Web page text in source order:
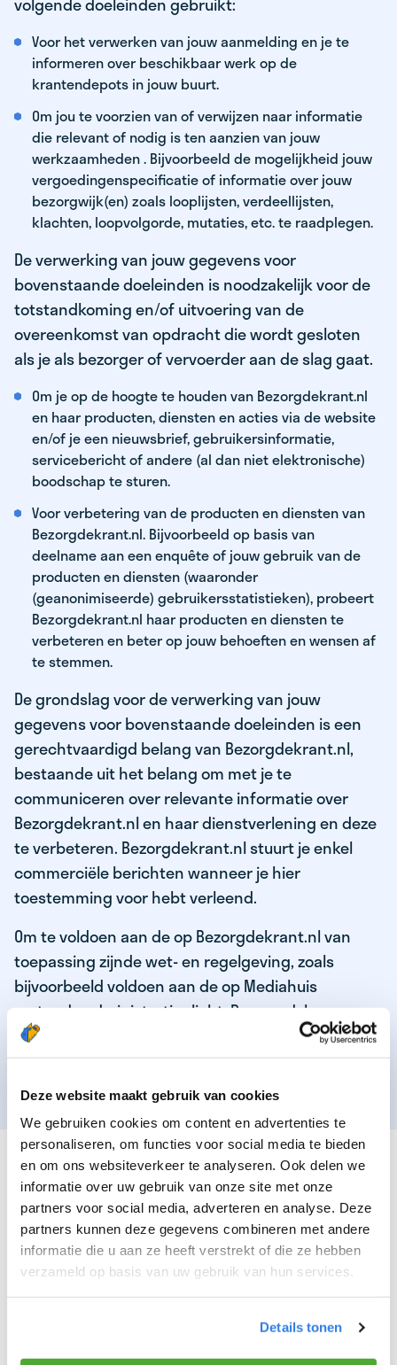
Deze website maakt gebruik van cookies
We gebruiken cookies om content en advertenties te
personaliseren, om functies voor social media te bieden
en om ons websiteverkeer te analyseren. Ook delen we
informatie over uw gebruik van onze site met onze
partners voor social media, adverteren en analyse. Deze
partners kunnen deze gegevens combineren met andere
informatie die u aan ze heeft verstrekt of die ze hebben
verzameld op basis van uw gebruik van hun services.
Details tonen
Voor het verwerken van jouw aanmelding en je te
informeren over beschikbaar werk op de
krantendepots in jouw buurt.
Om jou te voorzien van of verwijzen naar informatie
die relevant of nodig is ten aanzien van jouw
werkzaamheden . Bijvoorbeeld de mogelijkheid jouw
vergoedingenspecificatie of informatie over jouw
bezorgwijk(en) zoals looplijsten, verdeellijsten,
klachten, loopvolgorde, mutaties, etc. te raadplegen.
De verwerking van jouw gegevens voor
bovenstaande doeleinden is noodzakelijk voor de
totstandkoming en/of uitvoering van de
overeenkomst van opdracht die wordt gesloten
als je als bezorger of vervoerder aan de slag gaat.
Om je op de hoogte te houden van Bezorgdekrant.nl
en haar producten, diensten en acties via de website
en/of je een nieuwsbrief, gebruikersinformatie,
servicebericht of andere (al dan niet elektronische)
boodschap te sturen.
Voor verbetering van de producten en diensten van
Bezorgdekrant.nl. Bijvoorbeeld op basis van
deelname aan een enquête of jouw gebruik van de
producten en diensten (waaronder
(geanonimiseerde) gebruikersstatistieken), probeert
Bezorgdekrant.nl haar producten en diensten te
verbeteren en beter op jouw behoeften en wensen af
te stemmen.
De grondslag voor de verwerking van jouw
gegevens voor bovenstaande doeleinden is een
gerechtvaardigd belang van Bezorgdekrant.nl,
bestaande uit het belang om met je te
communiceren over relevante informatie over
Bezorgdekrant.nl en haar dienstverlening en deze
te verbeteren. Bezorgdekrant.nl stuurt je enkel
commerciële berichten wanneer je hier
toestemming voor hebt verleend.
Om te voldoen aan de op Bezorgdekrant.nl van
toepassing zijnde wet- en regelgeving, zoals
bijvoorbeeld voldoen aan de op Mediahuis
rustende administratieplicht. De grondslag voor
de verwerking van jouw gegevens voor
bovenstaande doeleinden is het voldoen aan een
wettelijke verplichting van Bezorgdekrant.nl.
GEGEVENSVERSTREKKING AAN DERDEN
Jouw gegevens worden zonder jouw toestemming
niet verstrekt aan derden behoudens het
navolgende.
Uitvoering van overeenkomst
Wanneer verstrekking aan een derde onderdeel is